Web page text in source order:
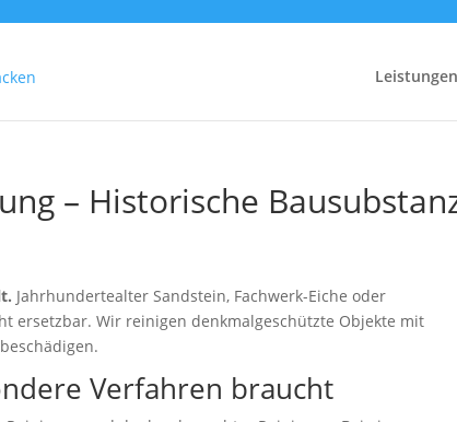
Leistungen
– Historische
Jahrhundertealter Sandstein, Fachwerk-Eiche oder
ersetzbar. Wir reinigen denkmalgeschützte Objekte mit
Verfahren braucht